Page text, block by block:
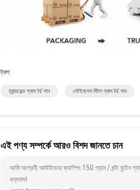
ট্যাগ:
হ্যান্ডহেল্ড গ্যাস টর্চ গান স্টেইনলেস স্টিল গ্যাস টর্চ গান
এই পণ্য সম্পর্কে আরও বিশদ জানতে চান
আমি আগ্রহী আউটডোর ক্যাম্পিং 150 গ্রাম / ঘন্টা বুটেন
ধন্যবাদ!